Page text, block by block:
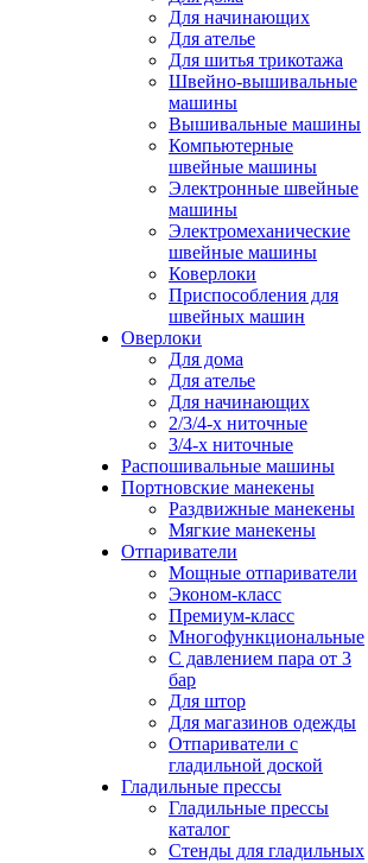
Для начинающих
Для ателье
Для шитья трикотажа
Швейно-вышивальные
машины
Вышивальные машины
Компьютерные
швейные машины
Электронные швейные
машины
Электромеханические
швейные машины
Коверлоки
Приспособления для
швейных машин
Оверлоки
Для дома
Для ателье
Для начинающих
2/3/4-х ниточные
3/4-х ниточные
Распошивальные машины
Портновские манекены
Раздвижные манекены
Мягкие манекены
Отпариватели
Мощные отпариватели
Эконом-класс
Премиум-класс
Многофункциональные
С давлением пара от 3
бар
Для штор
Для магазинов одежды
Отпариватели с
гладильной доской
Гладильные прессы
Гладильные прессы
каталог
Стенды для гладильных